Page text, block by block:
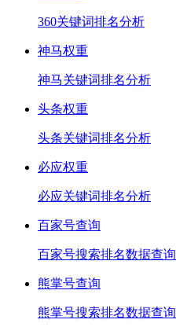
360关键词排名分析
神马权重
神马关键词排名分析
头条权重
头条关键词排名分析
必应权重
必应关键词排名分析
百家号查询
百家号搜索排名数据查询
熊掌号查询
熊掌号搜索排名数据查询